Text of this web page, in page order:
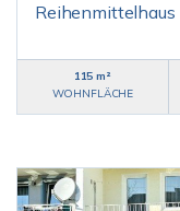
Reihenmittelhaus
115 m²
WOHNFLÄCHE